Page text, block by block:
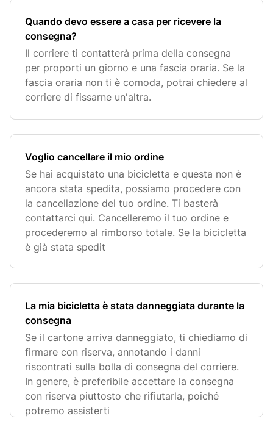
Quando devo essere a casa per ricevere la
consegna?
Il corriere ti contatterà prima della consegna
per proporti un giorno e una fascia oraria. Se la
fascia oraria non ti è comoda, potrai chiedere al
corriere di fissarne un'altra.
Voglio cancellare il mio ordine
Se hai acquistato una bicicletta e questa non è
ancora stata spedita, possiamo procedere con
la cancellazione del tuo ordine. Ti basterà
contattarci qui. Cancelleremo il tuo ordine e
procederemo al rimborso totale. Se la bicicletta
è già stata spedit
La mia bicicletta è stata danneggiata durante la
consegna
Se il cartone arriva danneggiato, ti chiediamo di
firmare con riserva, annotando i danni
riscontrati sulla bolla di consegna del corriere.
In genere, è preferibile accettare la consegna
con riserva piuttosto che rifiutarla, poiché
potremo assisterti